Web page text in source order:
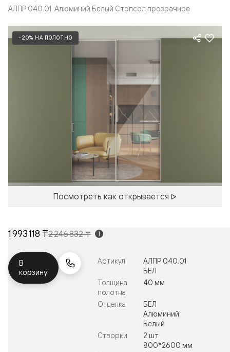
АЛПР 040.01. Алюминий Белый Стопсол прозрачное
-20% НА ПОЛОТНО
Посмотреть как открывается
1 993 118 ₸2 246 832 ₸ i
В
корзину
Артикул
АЛПР 040.01
БЕЛ
Толщина
полотна
40 мм
Отделка
БЕЛ
Алюминий
Белый
Створки
2 шт.
800*2600 мм